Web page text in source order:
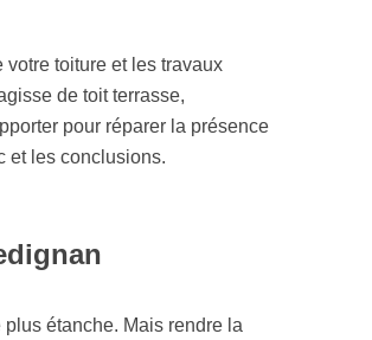
toiture et les travaux
de toit terrasse,
pour réparer la présence
et les conclusions.
étanche. Mais rendre la